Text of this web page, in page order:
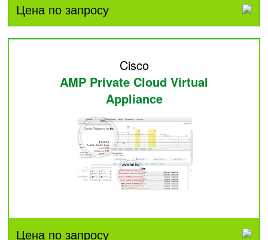
Цена по запросу
Cisco
AMP Private Cloud Virtual
Appliance
Цена по запросу